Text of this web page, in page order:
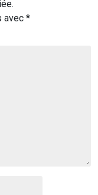
avec *